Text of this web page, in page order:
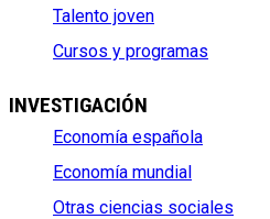
Talento joven
Cursos y programas
INVESTIGACIÓN
Economía española
Economía mundial
Otras ciencias sociales